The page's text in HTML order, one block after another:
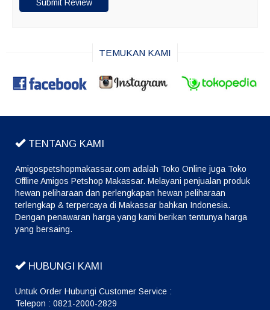
TEMUKAN KAMI
TENTANG KAMI
Amigospetshopmakassar.com adalah Toko Online juga Toko
Offline Amigos Petshop Makassar. Melayani penjualan produk
hewan peliharaan dan perlengkapan hewan peliharaan
terlengkap & terpercaya di Makassar bahkan Indonesia.
Dengan penawaran harga yang kami berikan tentunya harga
yang bersaing.
HUBUNGI KAMI
Untuk Order Hubungi Customer Service :
Telepon : 0821-2000-2829